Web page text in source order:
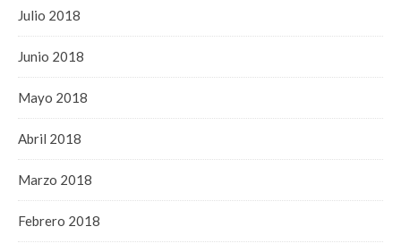
Julio 2018
Junio 2018
Mayo 2018
Abril 2018
Marzo 2018
Febrero 2018